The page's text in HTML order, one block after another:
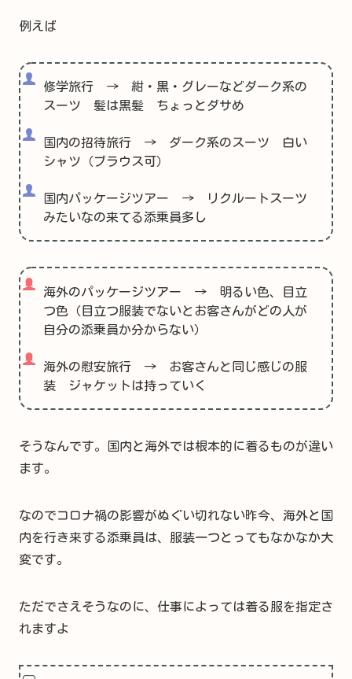
例えば
修学旅行 → 紺・黒・グレーなどダーク系の
スーツ 髪は黒髪 ちょっとダサめ
国内の招待旅行 → ダーク系のスーツ 白い
シャツ（ブラウス可）
国内パッケージツアー → リクルートスーツ
みたいなの来てる添乗員多し
海外のパッケージツアー → 明るい色、目立
つ色（目立つ服装でないとお客さんがどの人が
自分の添乗員か分からない）
海外の慰安旅行 → お客さんと同じ感じの服
装 ジャケットは持っていく
そうなんです。国内と海外では根本的に着るものが違い
ます。
なのでコロナ禍の影響がぬぐい切れない昨今、海外と国
内を行き来する添乗員は、服装一つとってもなかなか大
変です。
ただでさえそうなのに、仕事によっては着る服を指定さ
れますよ